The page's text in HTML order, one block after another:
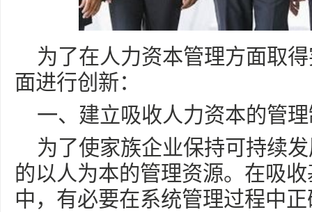
为了在人力资本管理方面取
面进行创新：
一、建立吸收人力资本的管
为了使家族企业保持可持续
的以人为本的管理资源。在吸
中，有必要在系统管理过程中